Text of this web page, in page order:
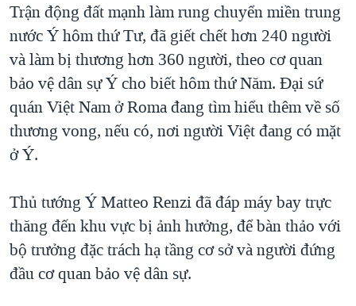
GIÁO DỤC
CÁC GIÁ TRỊ CỘNG HÒA Ở VIỆT NAM
THƯỢNG ĐỈNH TRUMP-KIM TẠI VIỆT NAM
TRỊNH VĨNH BÌNH VS. CHÍNH PHỦ VIỆT NAM
NGƯ DÂN VIỆT VÀ LÀN SÓNG TRỘM HẢI SÂM
BÊN KIA QUỐC LỘ: TIẾNG VỌNG TỪ NÔNG THÔN MỸ
Trận động đất mạnh làm rung chuyển miền trung
nước Ý hôm thứ Tư, đã giết chết hơn 240 người
và làm bị thương hơn 360 người, theo cơ quan
bảo vệ dân sự Ý cho biết hôm thứ Năm. Đại sứ
quán Việt Nam ở Roma đang tìm hiểu thêm về số
thương vong, nếu có, nơi người Việt đang có mặt
ở Ý.
Thủ tướng Ý Matteo Renzi đã đáp máy bay trực
thăng đến khu vực bị ảnh hưởng, để bàn thảo với
bộ trưởng đặc trách hạ tầng cơ sở và người đứng
đầu cơ quan bảo vệ dân sự.